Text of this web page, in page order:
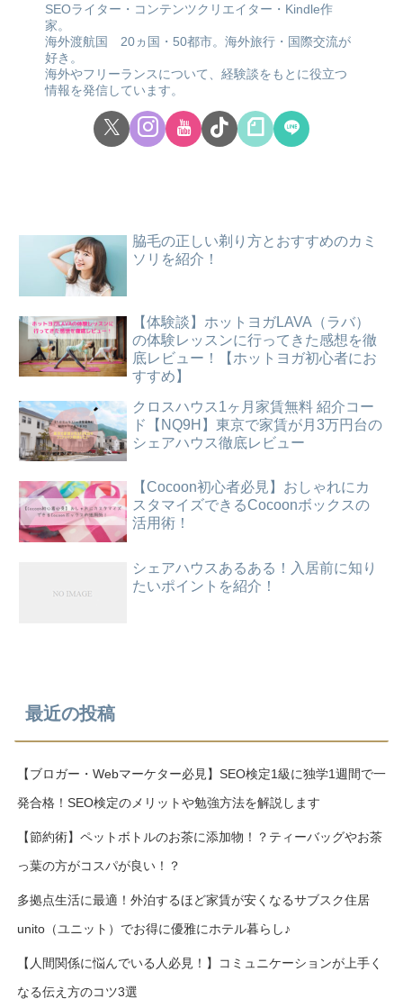
SEOライター・コンテンツクリエイター・Kindle作
家。
海外渡航国 20ヵ国・50都市。海外旅行・国際交流が
好き。
海外やフリーランスについて、経験談をもとに役立つ
情報を発信しています。
脇毛の正しい剃り方とおすすめのカミ
ソリを紹介！
【体験談】ホットヨガLAVA（ラバ）
の体験レッスンに行ってきた感想を徹
底レビュー！【ホットヨガ初心者にお
すすめ】
クロスハウス1ヶ月家賃無料 紹介コー
ド【NQ9H】東京で家賃が月3万円台の
シェアハウス徹底レビュー
【Cocoon初心者必見】おしゃれにカ
スタマイズできるCocoonボックスの
活用術！
シェアハウスあるある！入居前に知り
たいポイントを紹介！
最近の投稿
【ブロガー・Webマーケター必見】SEO検定1級に独学1週間で一
発合格！SEO検定のメリットや勉強方法を解説します
【節約術】ペットボトルのお茶に添加物！？ティーバッグやお茶
っ葉の方がコスパが良い！？
多拠点生活に最適！外泊するほど家賃が安くなるサブスク住居
unito（ユニット）でお得に優雅にホテル暮らし♪
【人間関係に悩んでいる人必見！】コミュニケーションが上手く
なる伝え方のコツ3選